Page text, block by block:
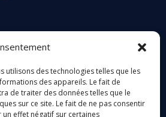
utilisons des technologies telles que les
des appareils. Le fait de
de traiter des données telles que le
sur ce site. Le fait de ne pas consentir
effet négatif sur certaines